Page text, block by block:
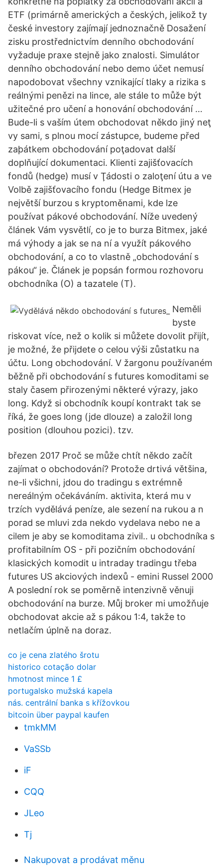
ETF (primárně amerických a českých, jelikož ty
české investory zajímají jednoznačně Dosažení
zisku prostřednictvím denního obchodování
vyžaduje praxe stejně jako znalosti. Simulátor
denního obchodování nebo demo účet nemusí
napodobovat všechny vznikající tlaky a rizika s
reálnými penězi na lince, ale stále to může být
užitečné pro učení a honování obchodování …
Bude-li s vaším útem obchodovat někdo jiný neţ
vy sami, s plnou mocí zástupce, budeme před
zaþátkem obchodování poţadovat další
doplňující dokumentaci. Klienti zajišťovacích
fondů (hedge) musí v Ţádosti o zaloţení útu a ve
Volbě zajišťovacího fondu (Hedge Bitmex je
největší burzou s kryptoměnami, kde lze
používat pákové obchodování. Níže uvedený
článek Vám vysvětlí, co je to burza Bitmex, jaké
má výhody a jak se na ní a využít pákového
obchodování, a co to vlastně „obchodování s
pákou“ je. Článek je popsán formou rozhovoru
obchodníka (O) a tazatele (T).
Neměli
byste
riskovat více, než o kolik si můžete dovolit přijít,
je možné, že přijdete o celou výši zůstatku na
účtu. Long obchodování. V žargonu používaném
běžně při obchodování s futures komoditami se
staly časem přirozenými některé výrazy, jako
long. Když si obchodník koupí kontrakt tak se
říká, že goes long (jde dlouze) a založil long
position (dlouhou pozici). tzv.
březen 2017 Proč se může chtít někdo začít
zajímat o obchodování? Protože drtivá většina,
ne-li všichni, jdou do tradingu s extrémně
nereálným očekáváním. aktivita, která mu v
trzích vydělává peníze, ale sezení na rukou a n
porad se mluvi zda nekdo vydelava nebo ne a
cilem je aby se komoditama zivil.. u obchodníka s
profitabilním OS - při pozičním obchodování
klasických komodit u intraday tradingu třeba
futures US akciových indexů - emini Russel 2000
A poslední rok se poměrně intenzivně věnuji
obchodování na burze. Můj broker mi umožňuje
obchodovat akcie až s pákou 1:4, takže to
netlačím úplně na doraz.
co je cena zlatého šrotu
historico cotação dolar
hmotnost mince 1 £
portugalsko mužská kapela
nás. centrální banka s křížovkou
bitcoin über paypal kaufen
tmkMM
VaSSb
iF
CQQ
JLeo
Tj
Nakupovat a prodávat měnu